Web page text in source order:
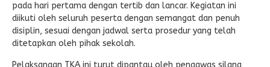
pada hari pertama dengan tertib dan lancar. Kegiatan ini
diikuti oleh seluruh peserta dengan semangat dan penuh
disiplin, sesuai dengan jadwal serta prosedur yang telah
ditetapkan oleh pihak sekolah.
Pelaksanaan TKA ini turut dipantau oleh pengawas silang